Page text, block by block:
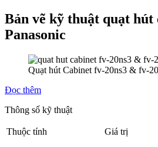
Bản vẽ kỹ thuật quạt hút
Panasonic
Quạt hút Cabinet fv-20ns3 & fv-
Đọc thêm
Thông số kỹ thuật
Thuộc tính Giá trị